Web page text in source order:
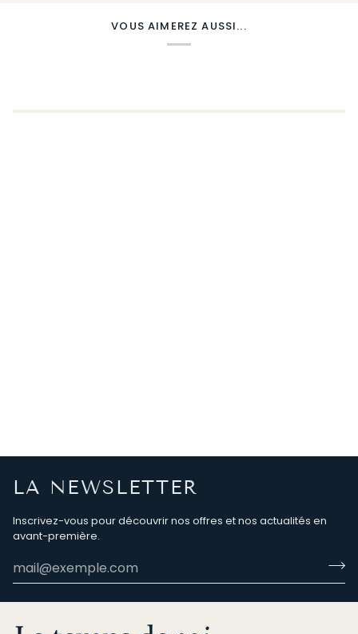
VOUS AIMEREZ AUSSI...
LA NEWSLETTER
Inscrivez-vous pour découvrir nos offres et nos actualités en
avant-première.